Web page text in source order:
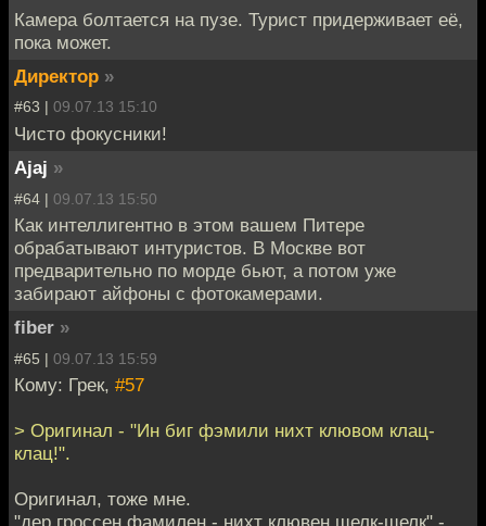
Камера болтается на пузе. Турист придерживает её,
пока может.
Директор »
#63 | 09.07.13 15:10
Чисто фокусники!
Ajaj »
#64 | 09.07.13 15:50
Как интеллигентно в этом вашем Питере
обрабатывают интуристов. В Москве вот
предварительно по морде бьют, а потом уже
забирают айфоны с фотокамерами.
fiber »
#65 | 09.07.13 15:59
Кому: Грек, #57
> Оригинал - "Ин биг фэмили нихт клювом клац-
клац!".
Оригинал, тоже мне.